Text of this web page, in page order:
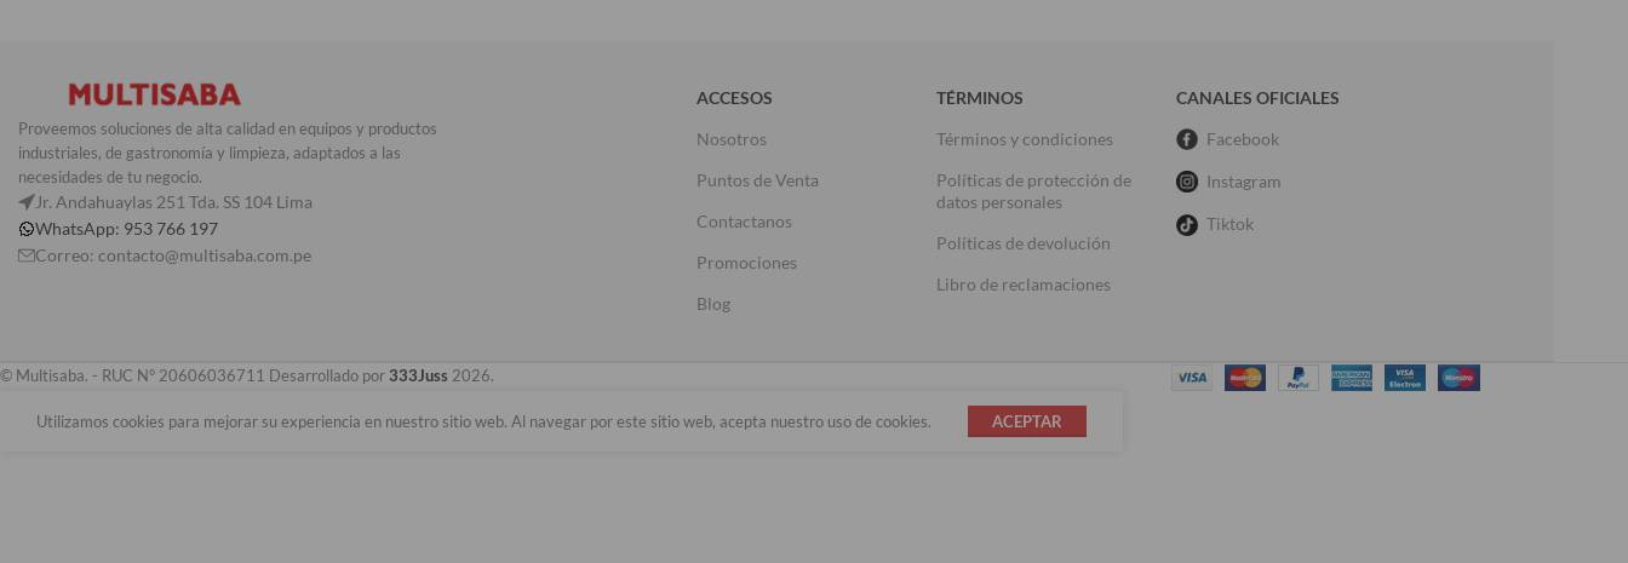
Proveemos soluciones de alta calidad en equipos y productos
industriales, de gastronomía y limpieza, adaptados a las
necesidades de tu negocio.
Jr. Andahuaylas 251 Tda. SS 104 Lima
WhatsApp: 953 766 197
Correo: contacto@multisaba.com.pe
ACCESOS
Nosotros
Puntos de Venta
Contactanos
Promociones
Blog
TÉRMINOS
Términos y condiciones
Políticas de protección de
datos personales
Políticas de devolución
Libro de reclamaciones
CANALES OFICIALES
Facebook
Instagram
Tiktok
© Multisaba. - RUC N° 20606036711 Desarrollado por 333Juss 2026.
Utilizamos cookies para mejorar su experiencia en nuestro sitio web. Al navegar por este sitio web, acepta nuestro uso de cookies. ACEPTAR